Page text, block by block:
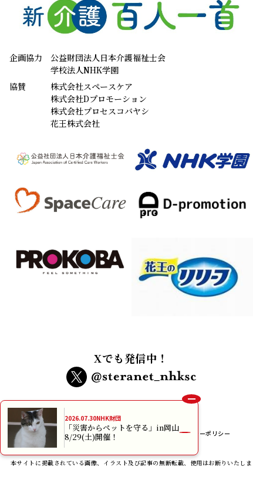
企画協力
公益財団法人日本介護福祉士会
学校法人NHK学園
協賛
株式会社スペースケア
株式会社Dプロモーション
株式会社プロセスコバヤシ
花王株式会社
Xでも発信中！
2026.07.30NHK財団
「災害からペットを守る」in岡山
8/29(土)開催！
インターネット利用規約 個人情報保護方針
プライバシーポリシー
本サイトに掲載されている画像、イラスト及び記事の無断転載、使用はお断りいたしま